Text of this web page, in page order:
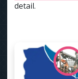
detail.